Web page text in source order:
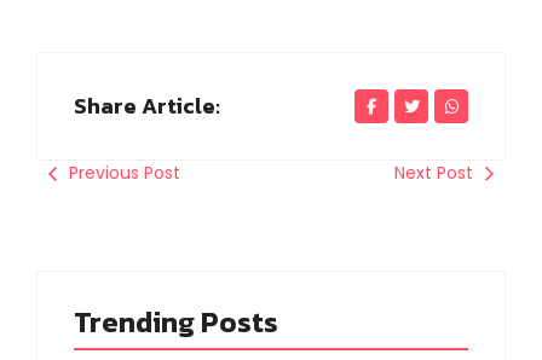
Share Article:
Previous Post Next Post
Trending Posts